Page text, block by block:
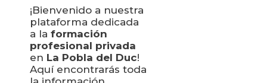
¡Bienvenido a nuestra
plataforma dedicada
a la formación
profesional privada
en La Pobla del Duc!
Aquí encontrarás toda